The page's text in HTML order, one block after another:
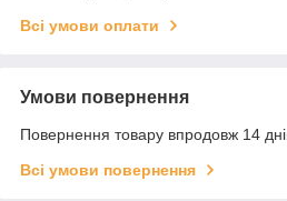
Всі умови оплати
Умови повернення
Повернення товару впродовж 14
Всі умови повернення